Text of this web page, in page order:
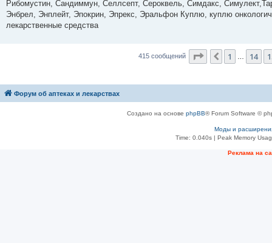
Рибомустин, Сандиммун, Селлсепт, Сероквель, Симдакс,
Энбрел, Энплейт, Эпокрин, Эпрекс, Эральфон Куплю, куплю
лекарственные средства
415 сообщений Страница 16из
Пред.
1 14
Форум об аптеках и лекарствах
Создано на основе phpBB® Forum Software ©
Моды и
Time: 0.040s| Peak Memory
Рeклама на